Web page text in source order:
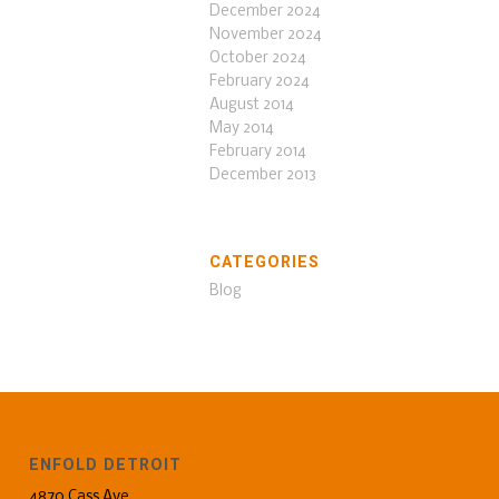
December 2024
November 2024
October 2024
February 2024
August 2014
May 2014
February 2014
December 2013
CATEGORIES
Blog
ENFOLD DETROIT